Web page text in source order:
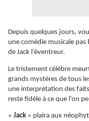
Depuis quelques jours,
une comédie musicale pas
de Jack l’éventreur.
Le tristement célèbre
grands mystères de tous
une interprétation des
reste fidèle à ce que l’on
« Jack » plaira aux